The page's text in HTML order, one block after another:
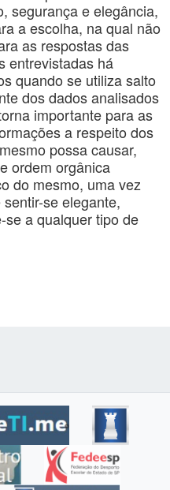
segurança e elegância,
a escolha, na qual não
as respostas das
entrevistadas há
quando se utiliza salto
dos dados analisados
importante para as
a respeito dos
possa causar,
ordem orgânica
do mesmo, uma vez
se elegante,
a qualquer tipo de